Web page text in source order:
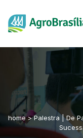
home > Palestra | De